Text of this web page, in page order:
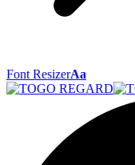
Font ResizerAa